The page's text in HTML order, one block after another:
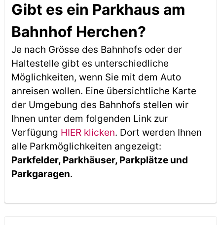
Gibt es ein Parkhaus am
Bahnhof Herchen?
Je nach Grösse des Bahnhofs oder der
Haltestelle gibt es unterschiedliche
Möglichkeiten, wenn Sie mit dem Auto
anreisen wollen. Eine übersichtliche Karte
der Umgebung des Bahnhofs stellen wir
Ihnen unter dem folgenden Link zur
Verfügung HIER klicken. Dort werden Ihnen
alle Parkmöglichkeiten angezeigt:
Parkfelder, Parkhäuser, Parkplätze und
Parkgaragen.